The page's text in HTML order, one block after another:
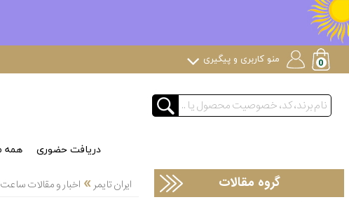
منو کاربری و پیگیری
دریافت حضوری همه
ایران تایمر » اخبار و مقالات گروه مقالات